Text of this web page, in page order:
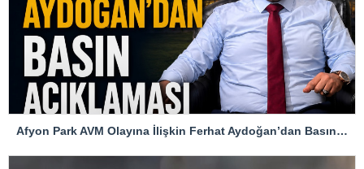
Afyon Park AVM Olayına İlişkin Ferhat Aydoğan’dan Basın Açıklaması